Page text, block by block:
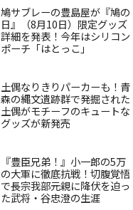
鳩サブレーの豊島屋が『鳩の
日』（8月10日）限定グッズ
詳細を発表！今年はシリコン
ポーチ「はとっこ」
土偶なりきりパーカーも！青
森の縄文遺跡群で発掘された
土偶がモチーフのキュートな
グッズが新発売
『豊臣兄弟！』小一郎の5万
の大軍に徹底抗戦！切腹覚悟
で長宗我部元親に降伏を迫っ
た武将・谷忠澄の生涯